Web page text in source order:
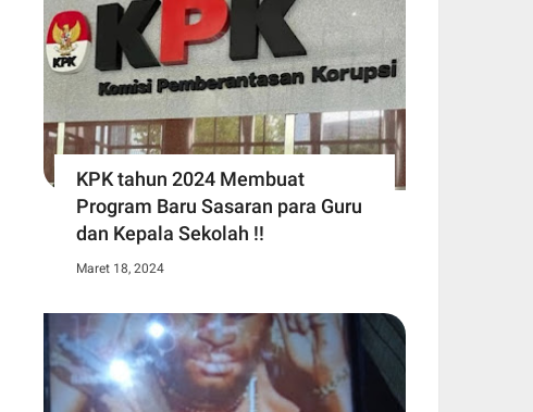
KPK tahun 2024 Membuat
Program Baru Sasaran para Guru
dan Kepala Sekolah !!
Maret 18, 2024